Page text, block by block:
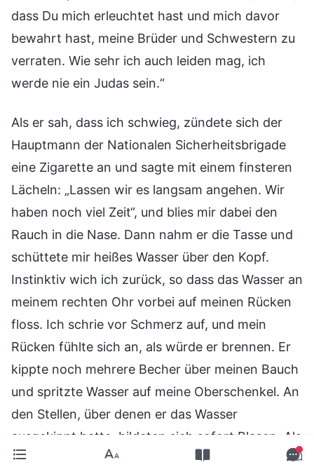
dass Du mich erleuchtet hast und mich davor
bewahrt hast, meine Brüder und Schwestern zu
verraten. Wie sehr ich auch leiden mag, ich
werde nie ein Judas sein.“
Als er sah, dass ich schwieg, zündete sich der
Hauptmann der Nationalen Sicherheitsbrigade
eine Zigarette an und sagte mit einem finsteren
Lächeln: „Lassen wir es langsam angehen. Wir
haben noch viel Zeit“, und blies mir dabei den
Rauch in die Nase. Dann nahm er die Tasse und
schüttete mir heißes Wasser über den Kopf.
Instinktiv wich ich zurück, so dass das Wasser an
meinem rechten Ohr vorbei auf meinen Rücken
floss. Ich schrie vor Schmerz auf, und mein
Rücken fühlte sich an, als würde er brennen. Er
kippte noch mehrere Becher über meinen Bauch
und spritzte Wasser auf meine Oberschenkel. An
den Stellen, über denen er das Wasser
ausgekippt hatte, bildeten sich sofort Blasen. Als
der Kessel leer war, befahl er den Lehrern, noch